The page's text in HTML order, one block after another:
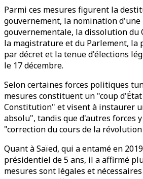
Parmi ces mesures figurent la
gouvernement, la nomination
gouvernementale, la dissolution du
la magistrature et du Parlement, la
par décret et la tenue d'élections
le 17 décembre.
Selon certaines forces politiques
mesures constituent un "coup
Constitution" et visent à instaurer
absolu", tandis que d'autres forces
"correction du cours de la révolution
Quant à Saïed, qui a entamé en
présidentiel de 5 ans, il a affirmé
mesures sont légales et